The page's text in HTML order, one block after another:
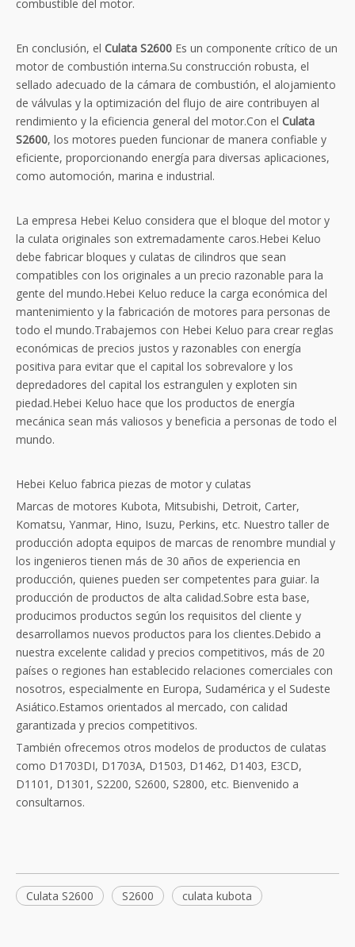
combustible del motor.
En conclusión, el Culata S2600 Es un componente crítico de un
motor de combustión interna.Su construcción robusta, el
sellado adecuado de la cámara de combustión, el alojamiento
de válvulas y la optimización del flujo de aire contribuyen al
rendimiento y la eficiencia general del motor.Con el Culata
S2600, los motores pueden funcionar de manera confiable y
eficiente, proporcionando energía para diversas aplicaciones,
como automoción, marina e industrial.
La empresa Hebei Keluo considera que el bloque del motor y
la culata originales son extremadamente caros.Hebei Keluo
debe fabricar bloques y culatas de cilindros que sean
compatibles con los originales a un precio razonable para la
gente del mundo.Hebei Keluo reduce la carga económica del
mantenimiento y la fabricación de motores para personas de
todo el mundo.Trabajemos con Hebei Keluo para crear reglas
económicas de precios justos y razonables con energía
positiva para evitar que el capital los sobrevalore y los
depredadores del capital los estrangulen y exploten sin
piedad.Hebei Keluo hace que los productos de energía
mecánica sean más valiosos y beneficia a personas de todo el
mundo.
Hebei Keluo fabrica piezas de motor y culatas
Marcas de motores Kubota, Mitsubishi, Detroit, Carter,
Komatsu, Yanmar, Hino, Isuzu, Perkins, etc. Nuestro taller de
producción adopta equipos de marcas de renombre mundial y
los ingenieros tienen más de 30 años de experiencia en
producción, quienes pueden ser competentes para guiar. la
producción de productos de alta calidad.Sobre esta base,
producimos productos según los requisitos del cliente y
desarrollamos nuevos productos para los clientes.Debido a
nuestra excelente calidad y precios competitivos, más de 20
países o regiones han establecido relaciones comerciales con
nosotros, especialmente en Europa, Sudamérica y el Sudeste
Asiático.Estamos orientados al mercado, con calidad
garantizada y precios competitivos.
También ofrecemos otros modelos de productos de culatas
como D1703DI, D1703A, D1503, D1462, D1403, E3CD,
D1101, D1301, S2200, S2600, S2800, etc. Bienvenido a
consultarnos.
Culata S2600 S2600 culata kubota